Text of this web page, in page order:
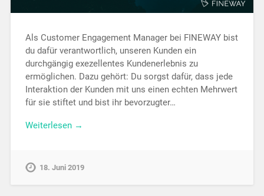
Als Customer Engagement Manager bei FINEWAY bist
du dafür verantwortlich, unseren Kunden ein
durchgängig exezellentes Kundenerlebnis zu
ermöglichen. Dazu gehört: Du sorgst dafür, dass jede
Interaktion der Kunden mit uns einen echten Mehrwert
für sie stiftet und bist ihr bevorzugter…
Weiterlesen →
18. Juni 2019